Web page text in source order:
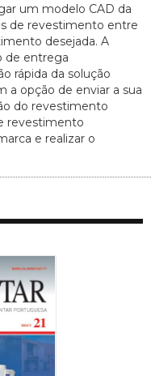
um modelo CAD da
de revestimento entre
desejada. A
de entrega
rápida da solução
a opção de enviar a sua
do revestimento
revestimento
e realizar o